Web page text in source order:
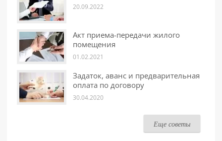
20.09.2022
Акт приема-передачи жилого
помещения
01.02.2021
Задаток, аванс и предварительная
оплата по договору
30.04.2020
Еще советы